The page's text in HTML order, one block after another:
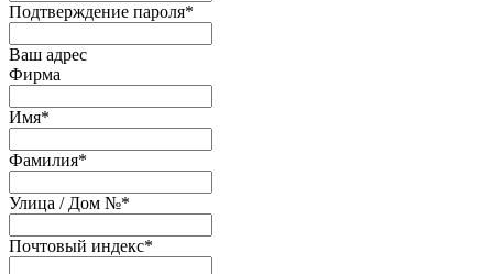
Подтверждение пароля*
Ваш адрес
Фирма
Имя*
Фамилия*
Улица / Дом №*
Почтовый индекс*